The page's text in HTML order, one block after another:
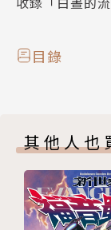
目錄
其他人也